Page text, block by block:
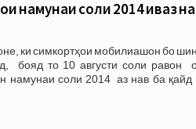
намунаи соли 2014 иваз
ки симкортҳои мобилиашон бо
бояд то 10 августи соли
намунаи соли 2014 аз нав ба